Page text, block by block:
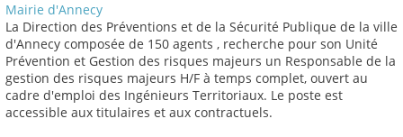
Mairie d'Annecy
La Direction des Préventions et de la Sécurité Publique de la ville
d'Annecy composée de 150 agents , recherche pour son Unité
Prévention et Gestion des risques majeurs un Responsable de la
gestion des risques majeurs H/F à temps complet, ouvert au
cadre d'emploi des Ingénieurs Territoriaux. Le poste est
accessible aux titulaires et aux contractuels.